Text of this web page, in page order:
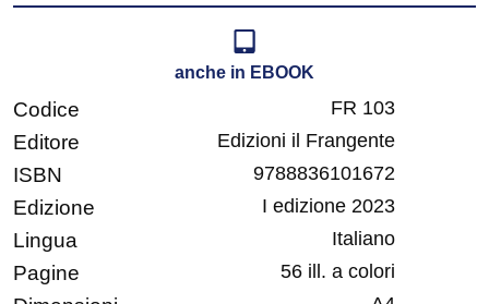
anche in EBOOK
Codice FR 103
Editore Edizioni il Frangente
ISBN 9788836101672
Edizione I edizione 2023
Lingua Italiano
Pagine 56 ill. a colori